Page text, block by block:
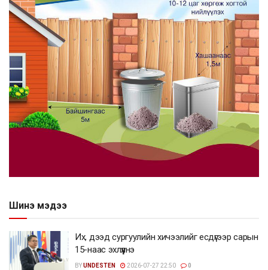
Шинэ мэдээ
Их, дээд сургуулийн хичээлийг есдүгээр сарын
15-наас эхлүүлнэ
BYUNDESTEN 2026-07-27 22:50 0